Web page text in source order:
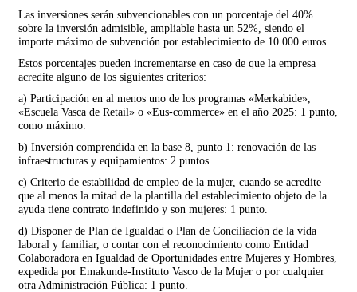
Las inversiones serán subvencionables con un porcentaje del 40%
sobre la inversión admisible, ampliable hasta un 52%, siendo el
importe máximo de subvención por establecimiento de 10.000 euros.
Estos porcentajes pueden incrementarse en caso de que la empresa
acredite alguno de los siguientes criterios:
a) Participación en al menos uno de los programas «Merkabide»,
«Escuela Vasca de Retail» o «Eus-commerce» en el año 2025: 1 punto,
como máximo.
b) Inversión comprendida en la base 8, punto 1: renovación de las
infraestructuras y equipamientos: 2 puntos.
c) Criterio de estabilidad de empleo de la mujer, cuando se acredite
que al menos la mitad de la plantilla del establecimiento objeto de la
ayuda tiene contrato indefinido y son mujeres: 1 punto.
d) Disponer de Plan de Igualdad o Plan de Conciliación de la vida
laboral y familiar, o contar con el reconocimiento como Entidad
Colaboradora en Igualdad de Oportunidades entre Mujeres y Hombres,
expedida por Emakunde-Instituto Vasco de la Mujer o por cualquier
otra Administración Pública: 1 punto.